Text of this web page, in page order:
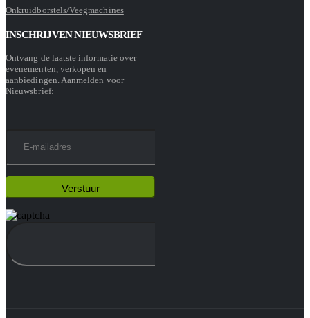
Onkruidborstels/Veegmachines
INSCHRIJVEN NIEUWSBRIEF
Ontvang de laatste informatie over
evenementen, verkopen en
aanbiedingen. Aanmelden voor
Nieuwsbrief: